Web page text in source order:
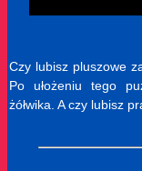
Czy lubisz pluszowe
Po ułożeniu tego
żółwika. A czy lubisz